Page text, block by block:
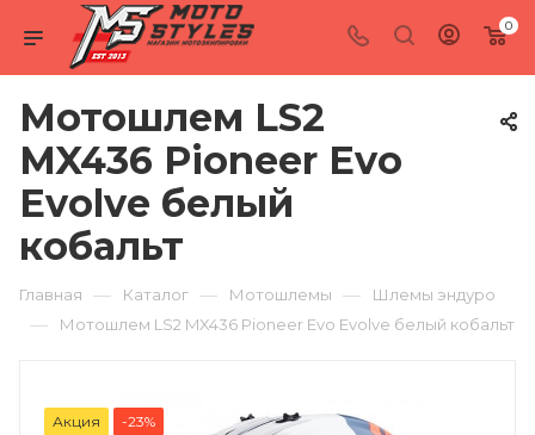
0
Мотошлем LS2
MX436 Pioneer Evo
Evolve белый
кобальт
Главная — Каталог — Мотошлемы — Шлемы эндуро
— Мотошлем LS2 MX436 Pioneer Evo Evolve белый кобальт
Акция -23%